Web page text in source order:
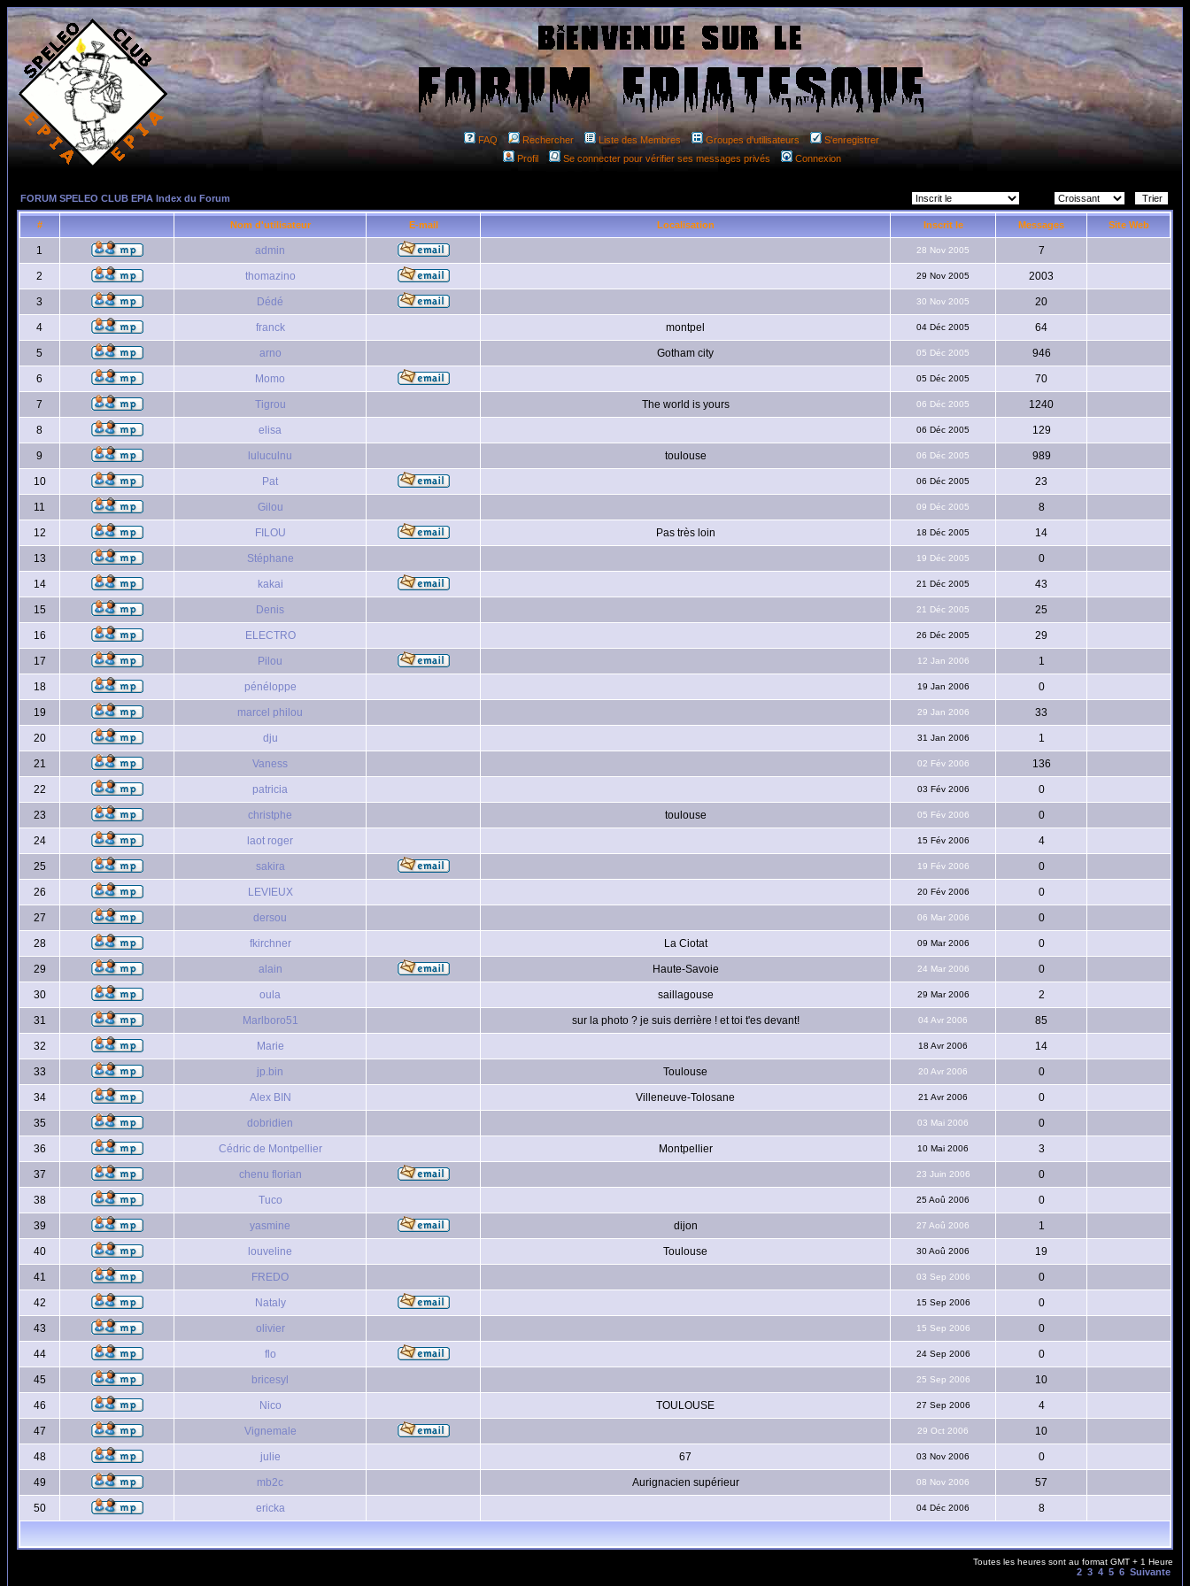
FAQ Rechercher Liste des Membres Groupes d'utilisateurs
S'enregistrer
Profil
Se connecter pour vérifier ses messages privés Connexion
FORUM SPELEO CLUB EPIA Index du Forum
# Nom d'utilisateur E-mail Localisation Inscrit le Messages Site Web
1 admin 28 Nov 2005 7
2 thomazino 29 Nov 2005 2003
3 Dédé 30 Nov 2005 20
4 franck montpel 04 Déc 2005 64
5 arno Gotham city 05 Déc 2005 946
6 Momo 05 Déc 2005 70
7 Tigrou The world is yours 06 Déc 2005 1240
8 elisa 06 Déc 2005 129
9 luluculnu toulouse 06 Déc 2005 989
10 Pat 06 Déc 2005 23
11 Gilou 09 Déc 2005 8
12 FILOU Pas très loin 18 Déc 2005 14
13 Stéphane 19 Déc 2005 0
14 kakai 21 Déc 2005 43
15 Denis 21 Déc 2005 25
16 ELECTRO 26 Déc 2005 29
17 Pilou 12 Jan 2006 1
18 pénéloppe 19 Jan 2006 0
19 marcel philou 29 Jan 2006 33
20 dju 31 Jan 2006 1
21 Vaness 02 Fév 2006 136
22 patricia 03 Fév 2006 0
23 christphe toulouse 05 Fév 2006 0
24 laot roger 15 Fév 2006 4
25 sakira 19 Fév 2006 0
26 LEVIEUX 20 Fév 2006 0
27 dersou 06 Mar 2006 0
28 fkirchner La Ciotat 09 Mar 2006 0
29 alain Haute-Savoie 24 Mar 2006 0
30 oula saillagouse 29 Mar 2006 2
31 Marlboro51 sur la photo ? je suis derrière ! et toi t'es devant! 04 Avr 2006 85
32 Marie 18 Avr 2006 14
33 jp.bin Toulouse 20 Avr 2006 0
34 Alex BIN Villeneuve-Tolosane 21 Avr 2006 0
35 dobridien 03 Mai 2006 0
36 Cédric de Montpellier Montpellier 10 Mai 2006 3
37 chenu florian 23 Juin 2006 0
38 Tuco 25 Aoû 2006 0
39 yasmine dijon 27 Aoû 2006 1
40 louveline Toulouse 30 Aoû 2006 19
41 FREDO 03 Sep 2006 0
42 Nataly 15 Sep 2006 0
43 olivier 15 Sep 2006 0
44 flo 24 Sep 2006 0
45 bricesyl 25 Sep 2006 10
46 Nico TOULOUSE 27 Sep 2006 4
47 Vignemale 29 Oct 2006 10
48 julie 67 03 Nov 2006 0
49 mb2c Aurignacien supérieur 08 Nov 2006 57
50 ericka 04 Déc 2006 8
Toutes les heures sont au format GMT + 1 Heure
2 3 4 5 6 Suivante